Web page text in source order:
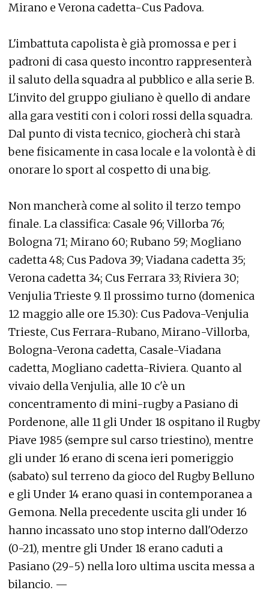
Mirano e Verona cadetta-Cus Padova.
L'imbattuta capolista è già promossa e per i
padroni di casa questo incontro rappresenterà
il saluto della squadra al pubblico e alla serie B.
L'invito del gruppo giuliano è quello di andare
alla gara vestiti con i colori rossi della squadra.
Dal punto di vista tecnico, giocherà chi starà
bene fisicamente in casa locale e la volontà è di
onorare lo sport al cospetto di una big.
Non mancherà come al solito il terzo tempo
finale. La classifica: Casale 96; Villorba 76;
Bologna 71; Mirano 60; Rubano 59; Mogliano
cadetta 48; Cus Padova 39; Viadana cadetta 35;
Verona cadetta 34; Cus Ferrara 33; Riviera 30;
Venjulia Trieste 9. Il prossimo turno (domenica
12 maggio alle ore 15.30): Cus Padova-Venjulia
Trieste, Cus Ferrara-Rubano, Mirano-Villorba,
Bologna-Verona cadetta, Casale-Viadana
cadetta, Mogliano cadetta-Riviera. Quanto al
vivaio della Venjulia, alle 10 c'è un
concentramento di mini-rugby a Pasiano di
Pordenone, alle 11 gli Under 18 ospitano il Rugby
Piave 1985 (sempre sul carso triestino), mentre
gli under 16 erano di scena ieri pomeriggio
(sabato) sul terreno da gioco del Rugby Belluno
e gli Under 14 erano quasi in contemporanea a
Gemona. Nella precedente uscita gli under 16
hanno incassato uno stop interno dall'Oderzo
(0-21), mentre gli Under 18 erano caduti a
Pasiano (29-5) nella loro ultima uscita messa a
bilancio. —